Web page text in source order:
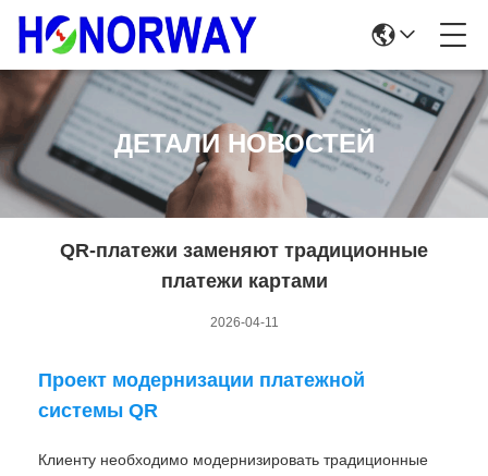
ДЕТАЛИ НОВОСТЕЙ
QR-платежи заменяют традиционные
платежи картами
2026-04-11
Проект модернизации платежной
системы QR
Клиенту необходимо модернизировать традиционные